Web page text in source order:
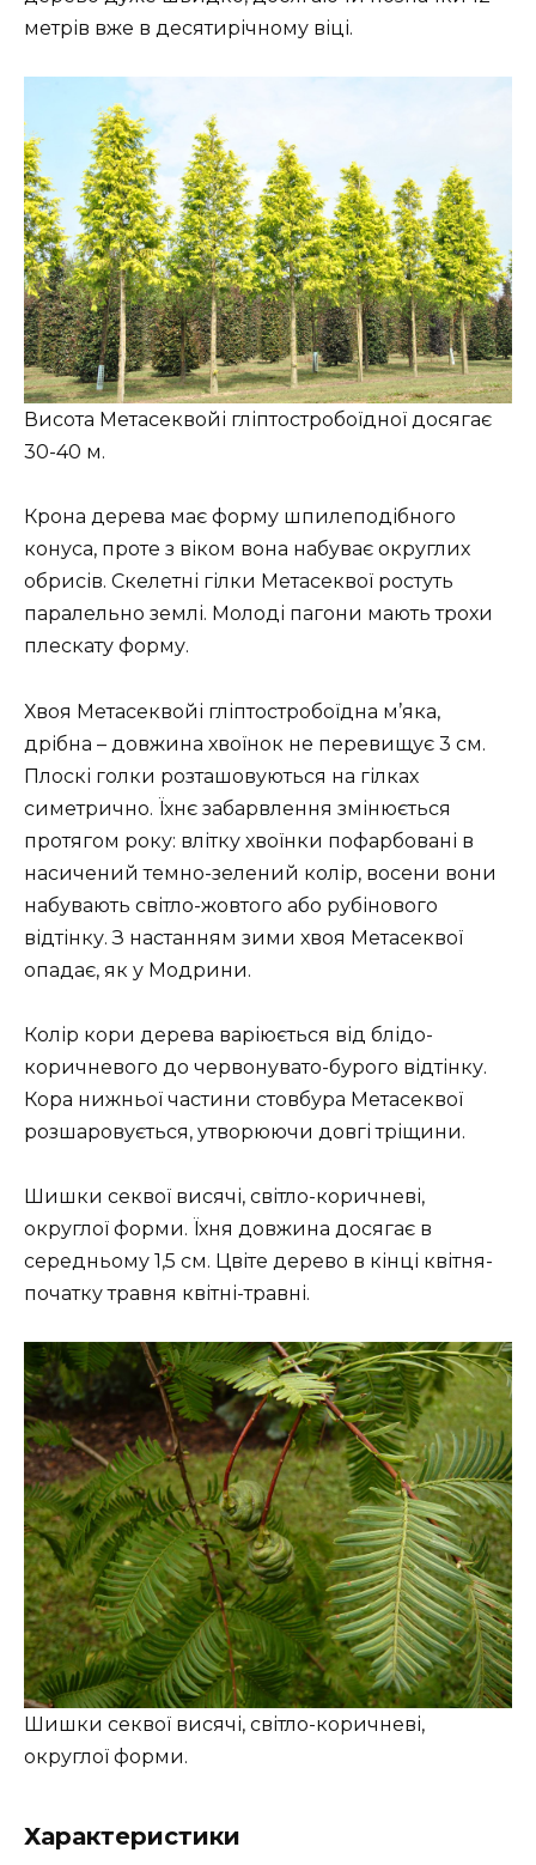
метрів вже в десятирічному віці.
Висота Метасеквойі гліптостробоїдної досягає
30-40 м.
Крона дерева має форму шпилеподібного
конуса, проте з віком вона набуває округлих
обрисів. Скелетні гілки Метасеквої ростуть
паралельно землі. Молоді пагони мають трохи
плескату форму.
Хвоя Метасеквойі гліптостробоїдна м’яка,
дрібна – довжина хвоїнок не перевищує 3 см.
Плоскі голки розташовуються на гілках
симетрично. Їхнє забарвлення змінюється
протягом року: влітку хвоїнки пофарбовані в
насичений темно-зелений колір, восени вони
набувають світло-жовтого або рубінового
відтінку. З настанням зими хвоя Метасеквої
опадає, як у Модрини.
Колір кори дерева варіюється від блідо-
коричневого до червонувато-бурого відтінку.
Кора нижньої частини стовбура Метасеквої
розшаровується, утворюючи довгі тріщини.
Шишки секвої висячі, світло-коричневі,
округлої форми. Їхня довжина досягає в
середньому 1,5 см. Цвіте дерево в кінці квітня-
початку травня квітні-травні.
Шишки секвої висячі, світло-коричневі,
округлої форми.
Характеристики